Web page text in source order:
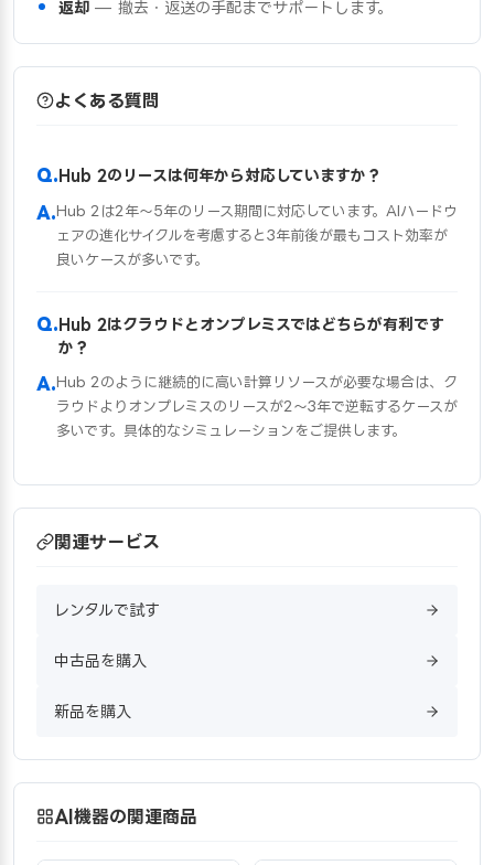
返却 — 撤去・返送の手配までサポートします。
よくある質問
Hub 2のリースは何年から対応していますか？
Hub 2は2年〜5年のリース期間に対応しています。AIハードウ
ェアの進化サイクルを考慮すると3年前後が最もコスト効率が
良いケースが多いです。
Hub 2はクラウドとオンプレミスではどちらが有利です
か？
Hub 2のように継続的に高い計算リソースが必要な場合は、ク
ラウドよりオンプレミスのリースが2〜3年で逆転するケースが
多いです。具体的なシミュレーションをご提供します。
関連サービス
レンタルで試す
中古品を購入
新品を購入
AI機器の関連商品